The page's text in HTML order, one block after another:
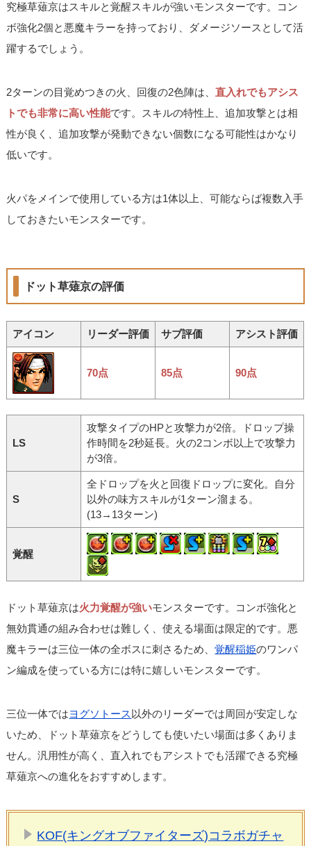
究極草薙京はスキルと覚醒スキルが強いモンスターです。コン
ボ強化2個と悪魔キラーを持っており、ダメージソースとして活
躍するでしょう。
2ターンの目覚めつきの火、回復の2色陣は、直入れでもアシス
トでも非常に高い性能です。スキルの特性上、追加攻撃とは相
性が良く、追加攻撃が発動できない個数になる可能性はかなり
低いです。
火パをメインで使用している方は1体以上、可能ならば複数入手
しておきたいモンスターです。
ドット草薙京の評価
アイコン リーダー評価 サブ評価 アシスト評価
70点 85点 90点
LS
攻撃タイプのHPと攻撃力が2倍。ドロップ操
作時間を2秒延長。火の2コンボ以上で攻撃力
が3倍。
S
全ドロップを火と回復ドロップに変化。自分
以外の味方スキルが1ターン溜まる。
(13→13ターン)
覚醒
ドット草薙京は火力覚醒が強いモンスターです。コンボ強化と
無効貫通の組み合わせは難しく、使える場面は限定的です。悪
魔キラーは三位一体の全ボスに刺さるため、覚醒稲姫のワンパ
ン編成を使っている方には特に嬉しいモンスターです。
三位一体ではヨグソトース 以外のリーダーでは周回が安定しな
いため、ドット草薙京をどうしても使いたい場面は多くありま
せん。汎用性が高く、直入れでもアシストでも活躍できる究極
草薙京への進化をおすすめします。
KOF(キングオブファイターズ)コラボガチャ